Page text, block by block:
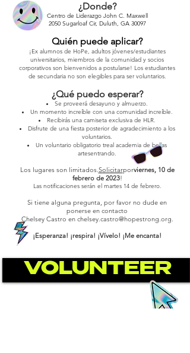
¿Donde?
Centro de Liderazgo John C. Maxwell
2050 Sugarloaf Cir, Duluth, GA 30097
Quién puede aplicar?
¡Ex alumnos de HoPe, adultos jóvenes/estudiantes
universitarios, miembros de la comunidad y socios
corporativos son bienvenidos a postularse! Los estudiantes
de secundaria no son elegibles para ser voluntarios.
¿Qué puedo esperar?
Se proveerá desayuno y almuerzo.
Un momento increíble con una comunidad increíble.
Recibirás una camiseta exclusiva de HLR.
Disfrute de una fiesta posterior de agradecimiento a los
voluntarios.
Un voluntario obligatorio treal academia de bellas
artesentrando.
Los lugares son limitados.Solicitarporviernes, 10 de
febrero de 2023!
Las notificaciones serán el martes 14 de febrero.
Si tiene alguna pregunta, por favor no dude en
ponerse en contacto
Chelsey Castro en chelsey.castro@hopestrong.org.
¡Esperanza! ¡respira! ¡Vívelo! ¡Me encanta!
VOLUNTEER